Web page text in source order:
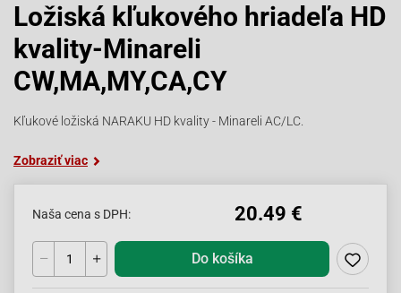
Ložiská kľukového hriadeľa HD
kvality-Minareli
CW,MA,MY,CA,CY
Kľukové ložiská NARAKU HD kvality - Minareli AC/LC.
Zobraziť viac
Naša cena s DPH: 20.49 €
Do košíka